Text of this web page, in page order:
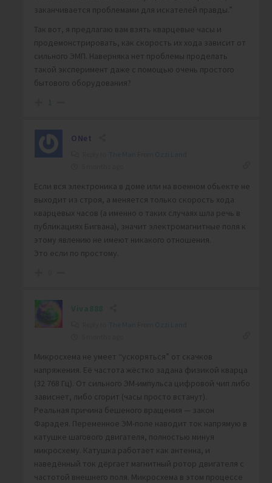
заканчивается проблемами для искателей правды.”
Так вот, я предлагаю вам взять кварцевые часы и
продемонстрировать, как скорость их хода зависит от
сильного ЭМП. Наверняка нет проблемы проделать
такой эксперимент даже с помощью очень простого
бытового оборудования?
1
ONet
Если вся электроника в доме или на военном обьекте не
выходит из строя, а меняется только скорость хода
кварцевых часов (а именно о таких случаях шла речь в
публикациях Бигвана), значит электромагнитные поля к
этому явлению не имеют никакого отношения.
Это если по простому.
Viva888
Микросхема не умеет “ускоряться” от скачков
напряжения. Её частота жёстко задана физикой кварца
(32 768 Гц). От сильного ЭМ-импульса цифровой чип либо
зависнет, либо сгорит (часы просто встанут).
Реальная причина бешеного вращения — закон
Фарадея. Переменное ЭМ-поле наводит ток напрямую в
катушке шагового двигателя, полностью минуя
микросхему. Катушка работает как антенна, и
наведённый ток дёргает магнитный ротор двигателя с
частотой внешнего поля. Микросхема в этом процессе